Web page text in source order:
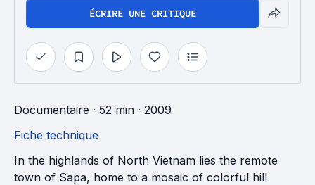
ÉCRIRE UNE CRITIQUE
Documentaire · 52 min · 2009
Fiche technique
In the highlands of North Vietnam lies the remote
town of Sapa, home to a mosaic of colorful hill